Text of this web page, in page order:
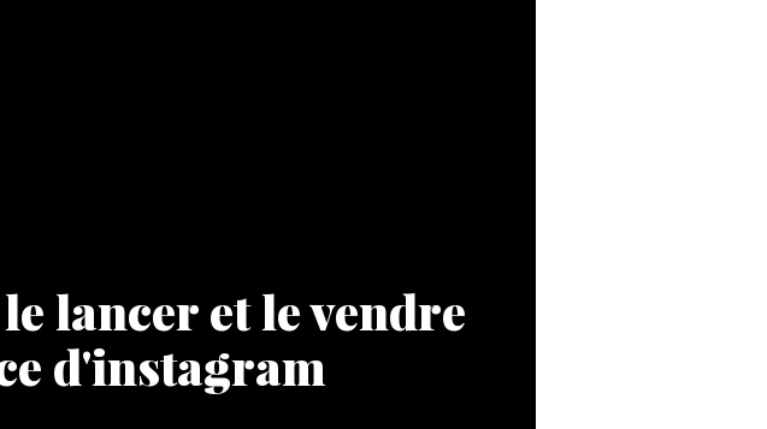
lancer et le vendre
d'instagram